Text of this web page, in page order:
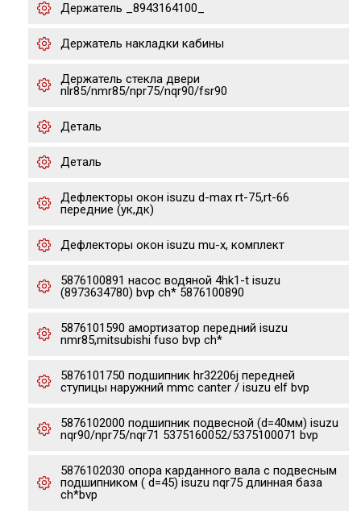
Держатель _8943164100_
Держатель накладки кабины
Держатель стекла двери
nlr85/nmr85/npr75/nqr90/fsr90
Деталь
Деталь
Дефлекторы окон isuzu d-max rt-75,rt-66
передние (ук,дк)
Дефлекторы окон isuzu mu-x, комплект
5876100891 насос водяной 4hk1-t isuzu
(8973634780) bvp ch* 5876100890
5876101590 амортизатор передний isuzu
nmr85,mitsubishi fuso bvp ch*
5876101750 подшипник hr32206j передней
ступицы наружний mmc canter / isuzu elf bvp
5876102000 подшипник подвесной (d=40мм) isuzu
nqr90/npr75/nqr71 5375160052/5375100071 bvp
5876102030 опора карданного вала с подвесным
подшипником ( d=45) isuzu nqr75 длинная база
ch*bvp